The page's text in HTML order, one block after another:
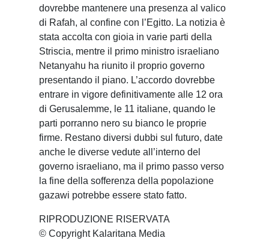
dovrebbe mantenere una presenza al valico
di Rafah, al confine con l’Egitto. La notizia è
stata accolta con gioia in varie parti della
Striscia, mentre il primo ministro israeliano
Netanyahu ha riunito il proprio governo
presentando il piano. L’accordo dovrebbe
entrare in vigore definitivamente alle 12 ora
di Gerusalemme, le 11 italiane, quando le
parti porranno nero su bianco le proprie
firme. Restano diversi dubbi sul futuro, date
anche le diverse vedute all’interno del
governo israeliano, ma il primo passo verso
la fine della sofferenza della popolazione
gazawi potrebbe essere stato fatto.
RIPRODUZIONE RISERVATA
© Copyright Kalaritana Media